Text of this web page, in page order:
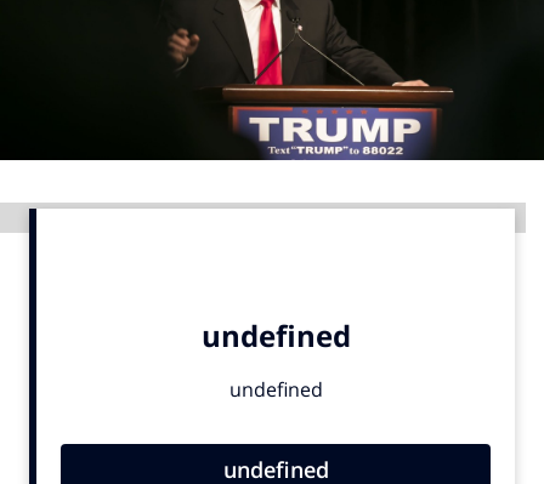
Adverteren
Events
Opleidingen
Artificial Intelligence